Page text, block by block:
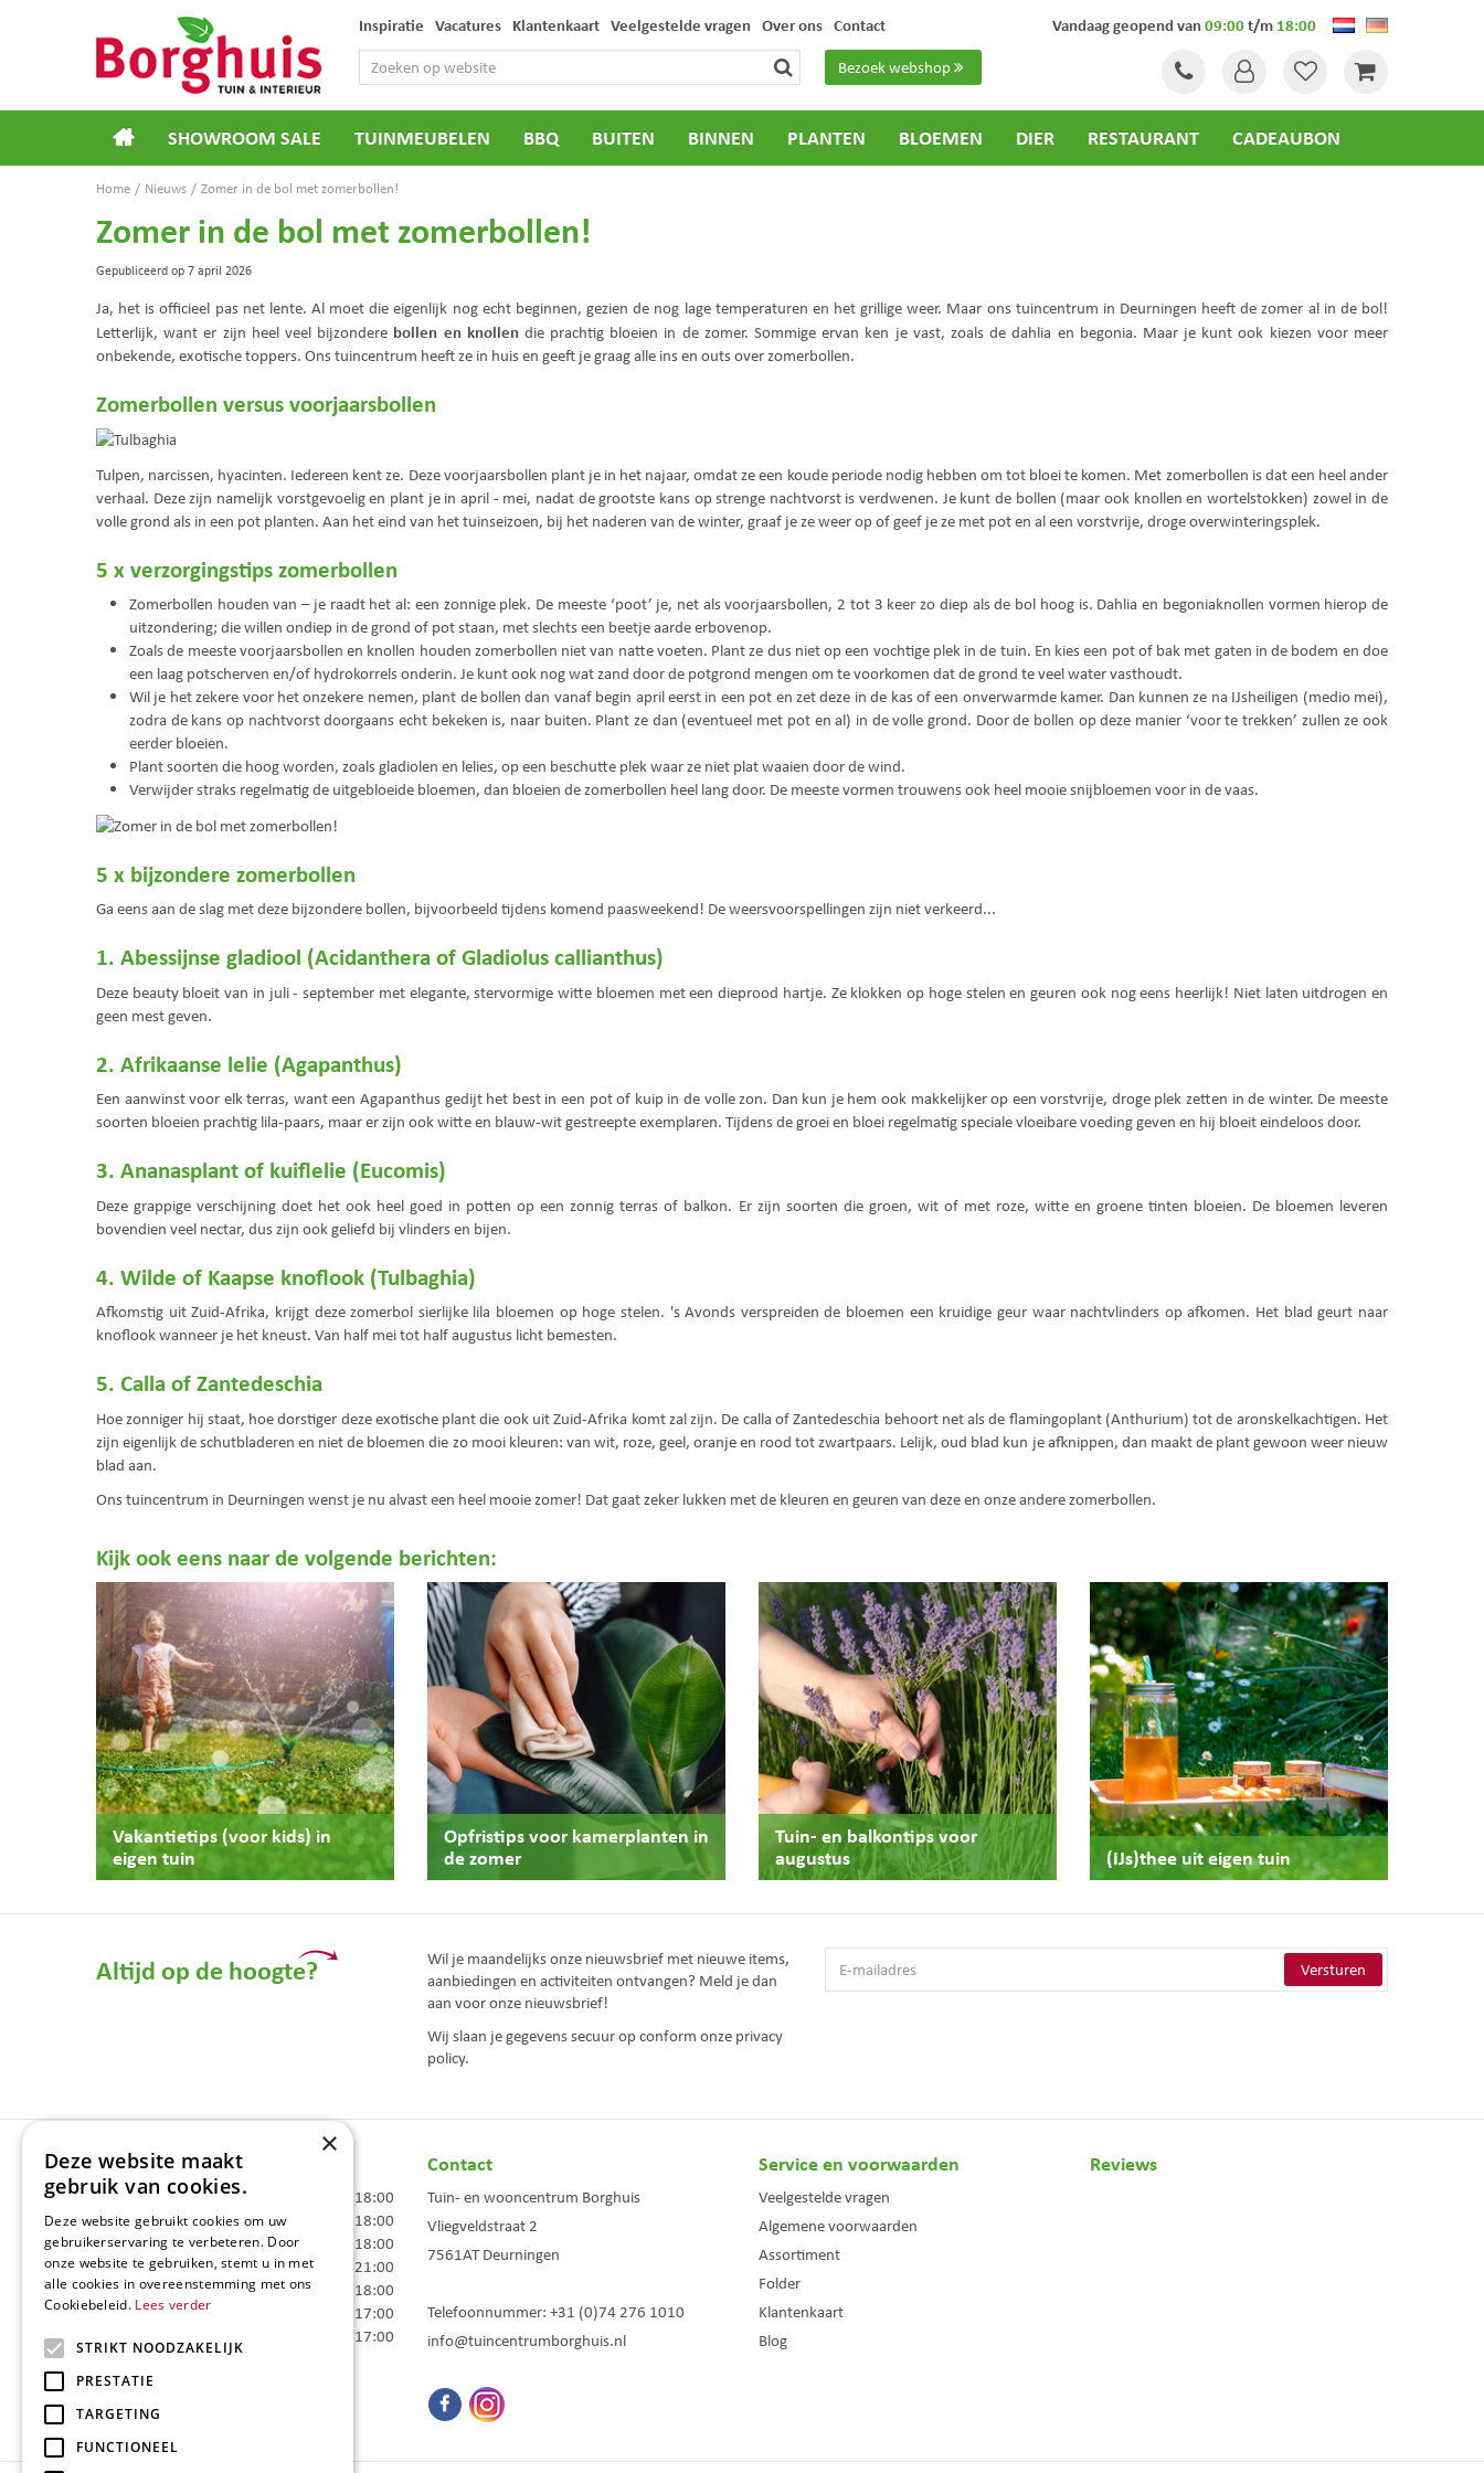
Home Nieuws Zomer in de bol met zomerbollen!
Bezoek webshop
Inspiratie Vacatures Klantenkaart Veelgestelde vragen Over ons Contact Vandaag geopend van09:00t/m18:00
SHOWROOM SALE TUINMEUBELEN BBQ BUITEN BINNEN PLANTEN BLOEMEN DIER RESTAURANT CADEAUBON
Zomer in de bol met zomerbollen!
Gepubliceerd op7 april 2026
Ja, het is officieel pas net lente. Al moet die eigenlijk nog echt beginnen, gezien de nog lage temperaturen en het grillige weer. Maar ons tuincentrum in Deurningen heeft de zomer al in de bol!
Letterlijk, want er zijn heel veel bijzondere bollen en knollendie prachtig bloeien in de zomer. Sommige ervan ken je vast, zoals de dahlia en begonia. Maar je kunt ook kiezen voor meer
onbekende, exotische toppers. Ons tuincentrum heeft ze in huis en geeft je graag alle ins en outs over zomerbollen.
Zomerbollen versus voorjaarsbollen
Tulpen, narcissen, hyacinten. Iedereen kent ze. Deze voorjaarsbollen plant je in het najaar, omdat ze een koude periode nodig hebben om tot bloei te komen. Met zomerbollen is dat een heel ander
verhaal. Deze zijn namelijk vorstgevoelig en plant je in april - mei, nadat de grootste kans op strenge nachtvorst is verdwenen. Je kunt de bollen (maar ook knollen en wortelstokken) zowel in de
volle grond als in een pot planten. Aan het eind van het tuinseizoen, bij het naderen van de winter, graaf je ze weer op of geef je ze met pot en al een vorstvrije, droge overwinteringsplek.
5 x verzorgingstips zomerbollen
Zomerbollen houden van – je raadt het al: een zonnige plek. De meeste ‘poot’ je, net als voorjaarsbollen, 2 tot 3 keer zo diep als de bol hoog is. Dahlia en begoniaknollen vormen hierop de
uitzondering; die willen ondiep in de grond of pot staan, met slechts een beetje aarde erbovenop.
Zoals de meeste voorjaarsbollen en knollen houden zomerbollen niet van natte voeten. Plant ze dus niet op een vochtige plek in de tuin. En kies een pot of bak met gaten in de bodem en doe
een laag potscherven en/of hydrokorrels onderin. Je kunt ook nog wat zand door de potgrond mengen om te voorkomen dat de grond te veel water vasthoudt.
Wil je het zekere voor het onzekere nemen, plant de bollen dan vanaf begin april eerst in een pot en zet deze in de kas of een onverwarmde kamer. Dan kunnen ze na IJsheiligen (medio mei),
zodra de kans op nachtvorst doorgaans echt bekeken is, naar buiten. Plant ze dan (eventueel met pot en al) in de volle grond. Door de bollen op deze manier ‘voor te trekken’ zullen ze ook
eerder bloeien.
Plant soorten die hoog worden, zoals gladiolen en lelies, op een beschutte plek waar ze niet plat waaien door de wind.
Verwijder straks regelmatig de uitgebloeide bloemen, dan bloeien de zomerbollen heel lang door. De meeste vormen trouwens ook heel mooie snijbloemen voor in de vaas.
5 x bijzondere zomerbollen
Ga eens aan de slag met deze bijzondere bollen, bijvoorbeeld tijdens komend paasweekend! De weersvoorspellingen zijn niet verkeerd...
1. Abessijnse gladiool (Acidanthera of Gladiolus callianthus)
Deze beauty bloeit van in juli - september met elegante, stervormige witte bloemen met een dieprood hartje. Ze klokken op hoge stelen en geuren ook nog eens heerlijk! Niet laten uitdrogen en
geen mest geven.
2. Afrikaanse lelie (Agapanthus)
Een aanwinst voor elk terras, want een Agapanthus gedijt het best in een pot of kuip in de volle zon. Dan kun je hem ook makkelijker op een vorstvrije, droge plek zetten in de winter. De meeste
soorten bloeien prachtig lila-paars, maar er zijn ook witte en blauw-wit gestreepte exemplaren. Tijdens de groei en bloei regelmatig speciale vloeibare voeding geven en hij bloeit eindeloos door.
3. Ananasplant of kuiflelie (Eucomis)
Deze grappige verschijning doet het ook heel goed in potten op een zonnig terras of balkon. Er zijn soorten die groen, wit of met roze, witte en groene tinten bloeien. De bloemen leveren
bovendien veel nectar, dus zijn ook geliefd bij vlinders en bijen.
4. Wilde of Kaapse knoflook (Tulbaghia)
Afkomstig uit Zuid-Afrika, krijgt deze zomerbol sierlijke lila bloemen op hoge stelen. 's Avonds verspreiden de bloemen een kruidige geur waar nachtvlinders op afkomen. Het blad geurt naar
knoflook wanneer je het kneust. Van half mei tot half augustus licht bemesten.
5. Calla of Zantedeschia
Hoe zonniger hij staat, hoe dorstiger deze exotische plant die ook uit Zuid-Afrika komt zal zijn. De calla of Zantedeschia behoort net als de flamingoplant (Anthurium) tot de aronskelkachtigen. Het
zijn eigenlijk de schutbladeren en niet de bloemen die zo mooi kleuren: van wit, roze, geel, oranje en rood tot zwartpaars. Lelijk, oud blad kun je afknippen, dan maakt de plant gewoon weer nieuw
blad aan.
Ons tuincentrum in Deurningen wenst je nu alvast een heel mooie zomer! Dat gaat zeker lukken met de kleuren en geuren van deze en onze andere zomerbollen.
Kijk ook eens naar de volgende berichten:
Vakantietips (voor kids) in
eigen tuin
Opfristips voor kamerplanten in
de zomer
Tuin- en balkontips voor
augustus
(IJs)thee uit eigen tuin
Altijd op de hoogte?
Wil je maandelijks onze nieuwsbrief met nieuwe items,
aanbiedingen en activiteiten ontvangen? Meld je dan
aan voor onze nieuwsbrief!
Wij slaan je gegevens secuur op conform onze privacy
policy.
Openingstijden
Maandag
09:00 - 18:00
Dinsdag
09:00 - 18:00
Woensdag
09:00 - 18:00
Donderdag
09:00 - 21:00
Vrijdag
09:00 - 18:00
Zaterdag
09:00 - 17:00
10:00 - 17:00
Toon alle openingstijden
Contact
Tuin- en wooncentrum Borghuis
Vliegveldstraat 2
7561AT Deurningen
Telefoonnummer: +31 (0)74 276 1010
info@tuincentrumborghuis.nl
Service en voorwaarden
Veelgestelde vragen
Algemene voorwaarden
Assortiment
Folder
Klantenkaart
Blog
Reviews
×
Deze website maakt
gebruik van cookies.
Deze website gebruikt cookies om uw
gebruikerservaring te verbeteren. Door
onze website te gebruiken, stemt u in met
alle cookies in overeenstemming met ons
Cookiebeleid. Lees verder
STRIKT NOODZAKELIJK
PRESTATIE
TARGETING
FUNCTIONEEL